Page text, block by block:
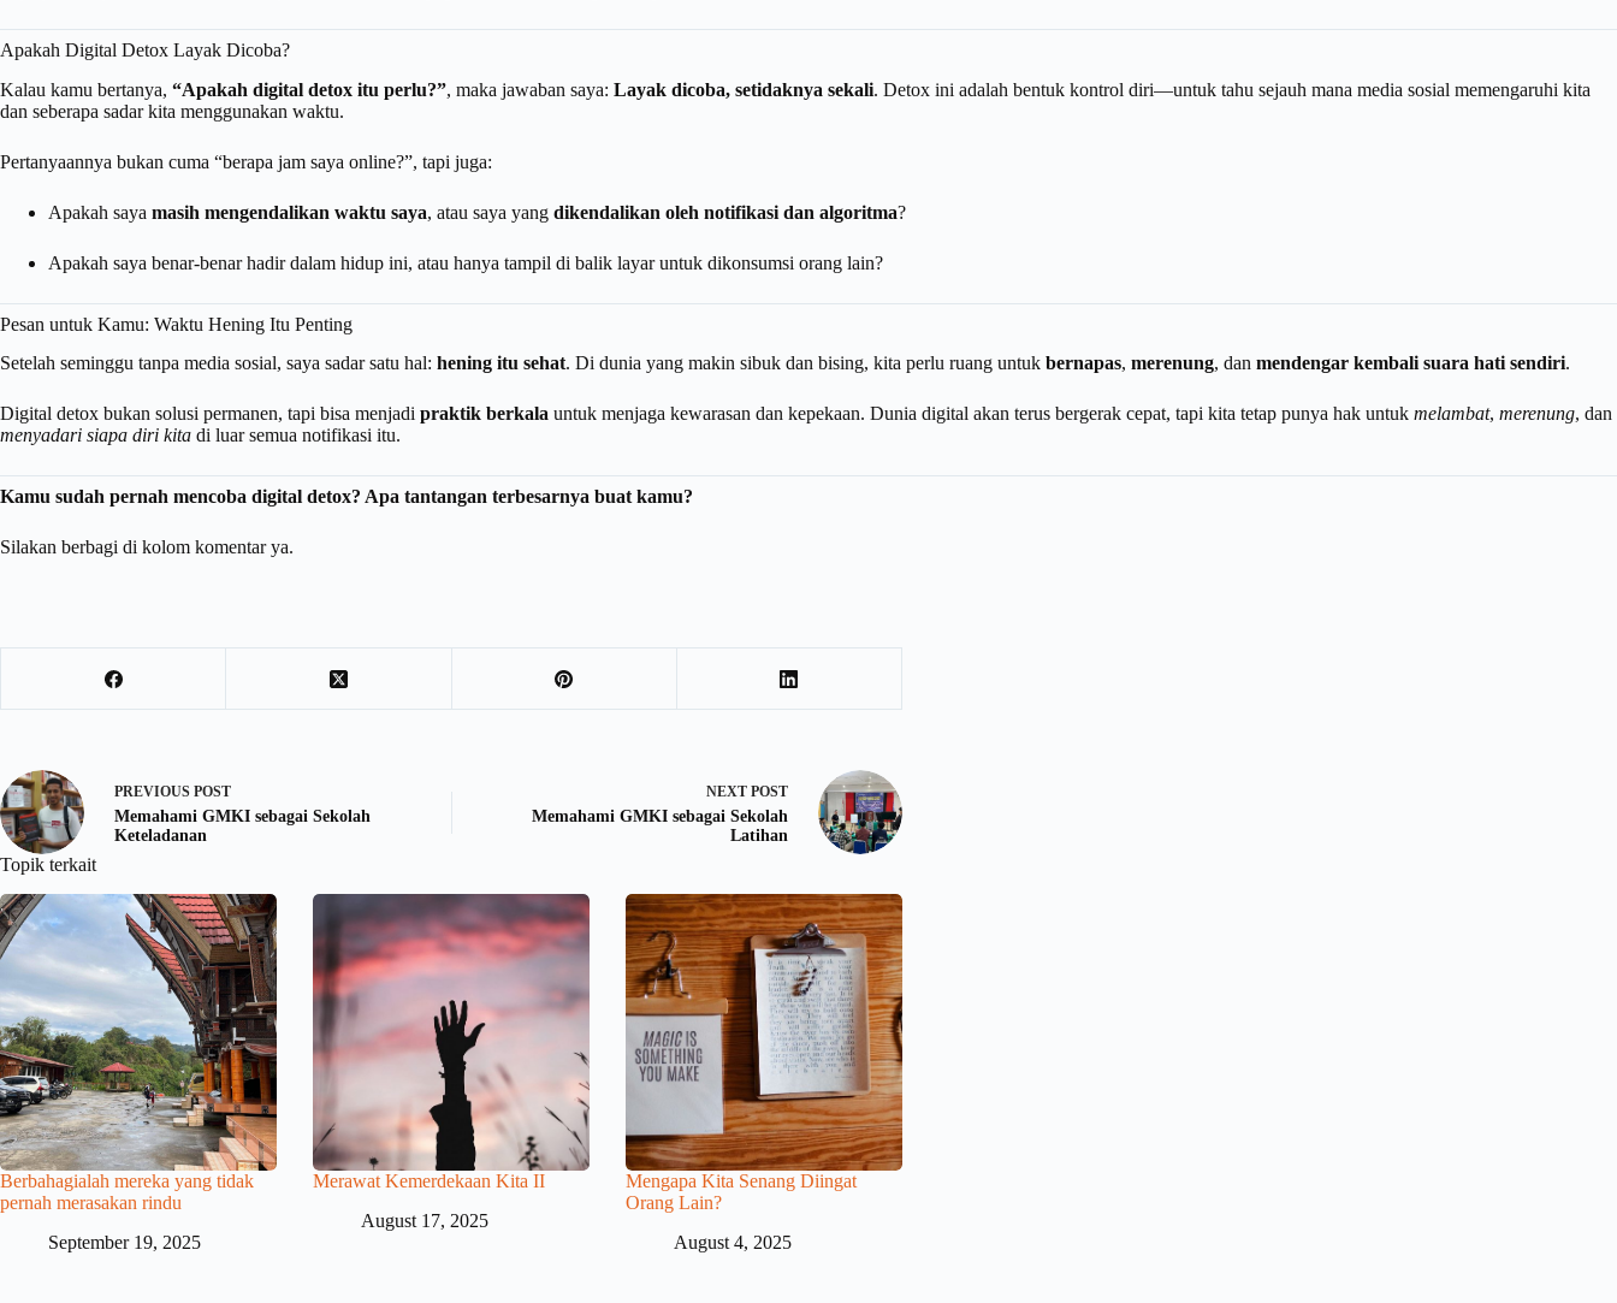
Apakah Digital Detox Layak Dicoba?
Kalau kamu bertanya, “Apakah digital detox itu perlu?”, maka jawaban saya: Layak dicoba, setidaknya sekali. Detox ini adalah bentuk kontrol diri—untuk tahu sejauh mana media sosial memengaruhi kita
dan seberapa sadar kita menggunakan waktu.
Pertanyaannya bukan cuma “berapa jam saya online?”, tapi juga:
Apakah saya masih mengendalikan waktu saya, atau saya yang dikendalikan oleh notifikasi dan algoritma?
Apakah saya benar-benar hadir dalam hidup ini, atau hanya tampil di balik layar untuk dikonsumsi orang lain?
Pesan untuk Kamu: Waktu Hening Itu Penting
Setelah seminggu tanpa media sosial, saya sadar satu hal: hening itu sehat. Di dunia yang makin sibuk dan bising, kita perlu ruang untuk bernapas, merenung, dan mendengar kembali suara hati sendiri.
Digital detox bukan solusi permanen, tapi bisa menjadi praktik berkala untuk menjaga kewarasan dan kepekaan. Dunia digital akan terus bergerak cepat, tapi kita tetap punya hak untuk melambat, merenung, dan
menyadari siapa diri kita di luar semua notifikasi itu.
Kamu sudah pernah mencoba digital detox? Apa tantangan terbesarnya buat kamu?
Silakan berbagi di kolom komentar ya.
PREVIOUS POST
Memahami GMKI sebagai Sekolah
Keteladanan
NEXT POST
Memahami GMKI sebagai Sekolah
Latihan
Topik terkait
Berbahagialah mereka yang tidak
pernah merasakan rindu
September 19, 2025
Merawat Kemerdekaan Kita II
August 17, 2025
Mengapa Kita Senang Diingat
Orang Lain?
August 4, 2025